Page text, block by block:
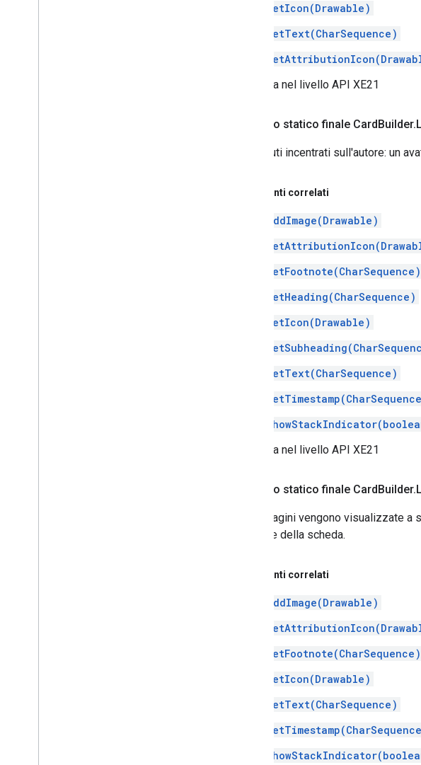
setIcon(Drawable)
setText(CharSequence)
Aggiunta nel livello API XE21
pubblico statico finale CardBuilder.
Contenuti incentrati sull'autore: un
Argomenti correlati
addImage(Drawable)
setFootnote(CharSequence)
setHeading(CharSequence)
setIcon(Drawable)
setText(CharSequence)
Aggiunta nel livello API XE21
pubblico statico finale CardBuilder.
Le immagini vengono visualizzate
inferiore della scheda.
Argomenti correlati
addImage(Drawable)
setFootnote(CharSequence)
setIcon(Drawable)
setText(CharSequence)